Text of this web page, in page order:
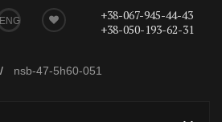
ENG
+38-067-945-44-43
+38-050-193-62-31
nsb-47-5h60-051